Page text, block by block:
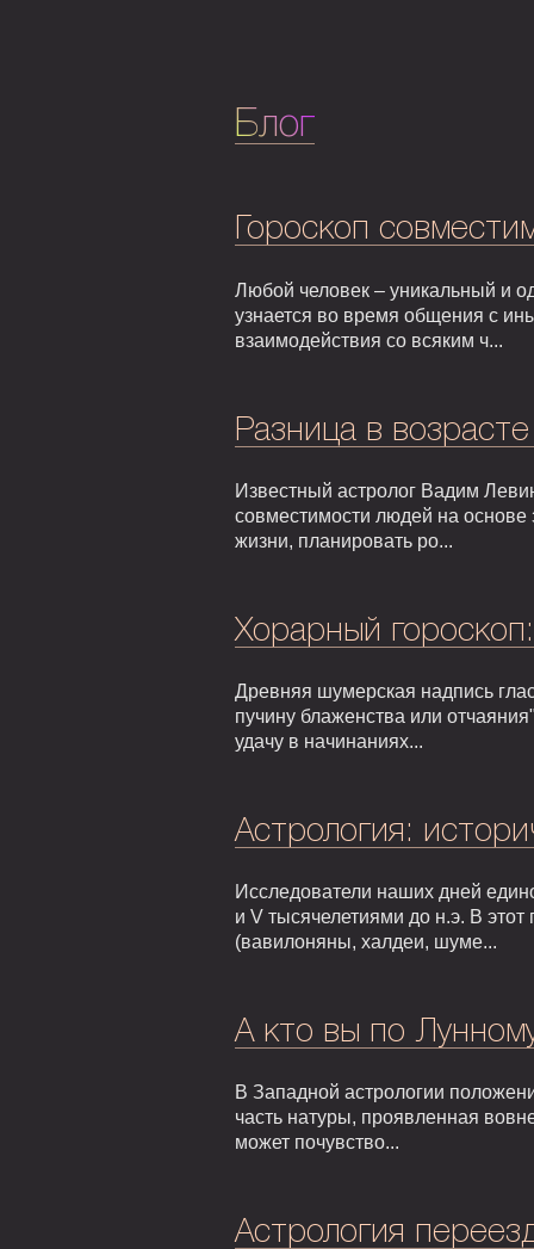
Блог
Гороскоп
Любой человек – уникальный и
узнается во время общения с
взаимодействия со всяким ч...
Разница в
Известный астролог Вадим
совместимости людей на основе
жизни, планировать ро...
Хорарный
Древняя шумерская надпись
пучину блаженства или
удачу в начинаниях...
Астрология:
Исследователи наших дней
и V тысячелетиями до н.э. В
(вавилоняны, халдеи, шуме...
А кто вы по
В Западной астрологии
часть натуры, проявленная
может почувство...
Астрология